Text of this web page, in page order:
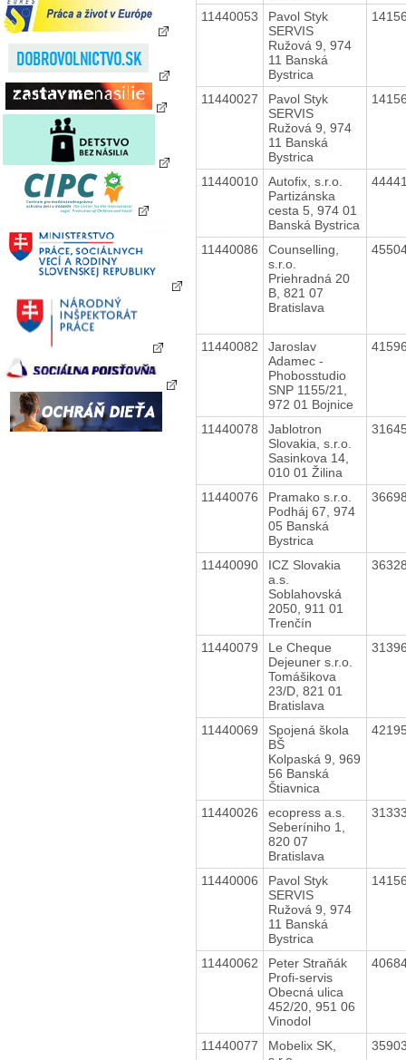
11440053
Pavol Styk
SERVIS
Ružová 9, 974
11 Banská
Bystrica
11440027
Pavol Styk
SERVIS
Ružová 9, 974
11 Banská
Bystrica
11440010
Autofix, s.r.o.
Partizánska
cesta 5, 974 01
Banská Bystrica
11440086
Counselling,
s.r.o.
Priehradná 20
B, 821 07
Bratislava
11440082
Jaroslav
Adamec -
Phobosstudio
SNP 1155/21,
972 01 Bojnice
11440078
Jablotron
Slovakia, s.r.o.
Sasinkova 14,
010 01 Žilina
11440076
Pramako s.r.o.
Podháj 67, 974
05 Banská
Bystrica
11440090
ICZ Slovakia
a.s.
Soblahovská
2050, 911 01
Trenčín
11440079
Le Cheque
Dejeuner s.r.o.
Tomášikova
23/D, 821 01
Bratislava
11440069
Spojená škola
BŠ
Kolpaská 9, 969
56 Banská
Štiavnica
11440026
ecopress a.s.
Seberíniho 1,
820 07
Bratislava
11440006
Pavol Styk
SERVIS
Ružová 9, 974
11 Banská
Bystrica
11440062
Peter Straňák
Profi-servis
Obecná ulica
452/20, 951 06
Vinodol
11440077
Mobelix SK,